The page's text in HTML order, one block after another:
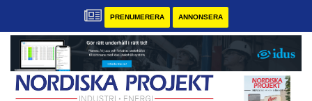
PRENUMERERA ANNONSERA